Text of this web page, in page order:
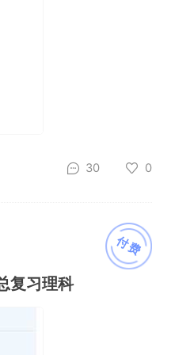
30 0
付费
复习理科